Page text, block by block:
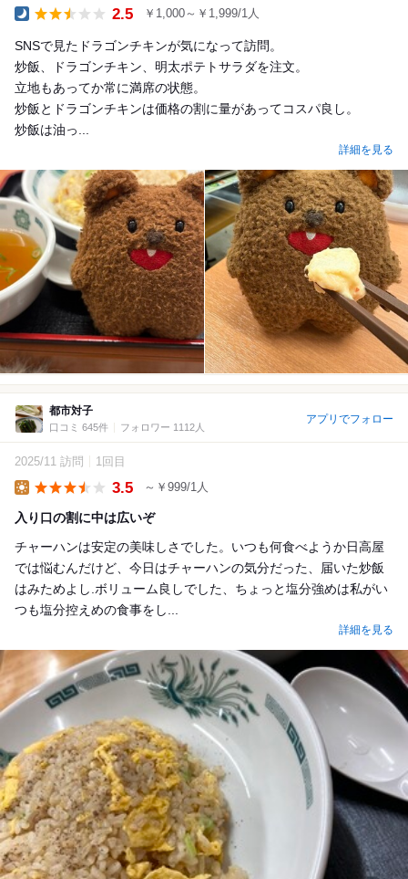
2.5 ￥1,000～￥1,999/1人
SNSで見たドラゴンチキンが気になって訪問。
炒飯、ドラゴンチキン、明太ポテトサラダを注文。
立地もあってか常に満席の状態。
炒飯とドラゴンチキンは価格の割に量があってコスパ良し。
炒飯は油っ...
詳細を見る
都市対子
口コミ 645件 フォロワー 1112人
アプリでフォロー
2025/11 訪問 1回目
3.5 ～￥999/1人
入り口の割に中は広いぞ
チャーハンは安定の美味しさでした。いつも何食べようか日高屋
では悩むんだけど、今日はチャーハンの気分だった、届いた炒飯
はみためよし.ボリューム良しでした、ちょっと塩分強めは私がい
つも塩分控えめの食事をし...
詳細を見る